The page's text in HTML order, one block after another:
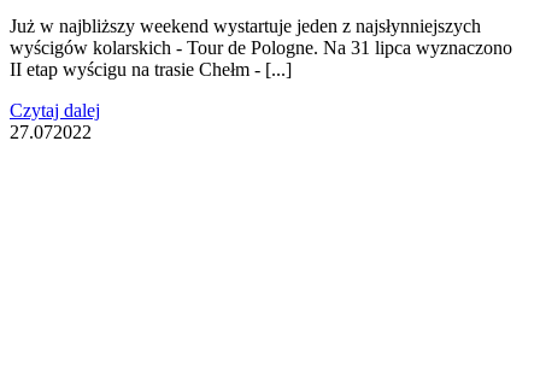
Już w najbliższy weekend wystartuje jeden z najsłynniejszych
wyścigów kolarskich - Tour de Pologne. Na 31 lipca wyznaczono
II etap wyścigu na trasie Chełm - [...]
Czytaj dalej
27.072022